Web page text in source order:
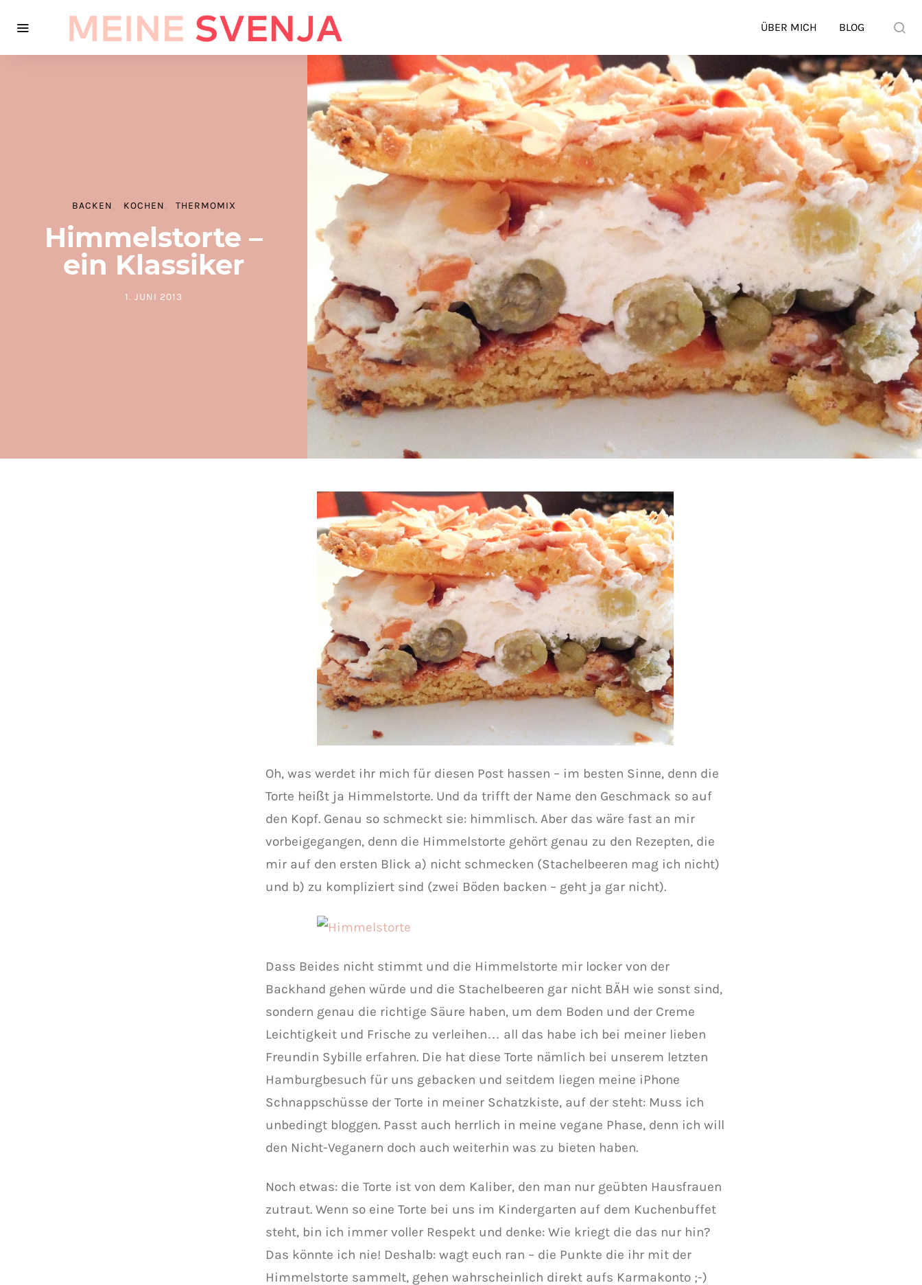
ÜBER MICH BLOG
BACKEN KOCHEN THERMOMIX
Himmelstorte –
ein Klassiker
POSTED ON
1. JUNI 2013
Oh, was werdet ihr mich für diesen Post hassen – im besten Sinne, denn die
Torte heißt ja Himmelstorte. Und da trifft der Name den Geschmack so auf
den Kopf. Genau so schmeckt sie: himmlisch. Aber das wäre fast an mir
vorbeigegangen, denn die Himmelstorte gehört genau zu den Rezepten, die
mir auf den ersten Blick a) nicht schmecken (Stachelbeeren mag ich nicht)
und b) zu kompliziert sind (zwei Böden backen – geht ja gar nicht).
Dass Beides nicht stimmt und die Himmelstorte mir locker von der
Backhand gehen würde und die Stachelbeeren gar nicht BÄH wie sonst sind,
sondern genau die richtige Säure haben, um dem Boden und der Creme
Leichtigkeit und Frische zu verleihen… all das habe ich bei meiner lieben
Freundin Sybille erfahren. Die hat diese Torte nämlich bei unserem letzten
Hamburgbesuch für uns gebacken und seitdem liegen meine iPhone
Schnappschüsse der Torte in meiner Schatzkiste, auf der steht: Muss ich
unbedingt bloggen. Passt auch herrlich in meine vegane Phase, denn ich will
den Nicht-Veganern doch auch weiterhin was zu bieten haben.
Noch etwas: die Torte ist von dem Kaliber, den man nur geübten Hausfrauen
zutraut. Wenn so eine Torte bei uns im Kindergarten auf dem Kuchenbuffet
steht, bin ich immer voller Respekt und denke: Wie kriegt die das nur hin?
Das könnte ich nie! Deshalb: wagt euch ran – die Punkte die ihr mit der
Himmelstorte sammelt, gehen wahrscheinlich direkt aufs Karmakonto ;-)